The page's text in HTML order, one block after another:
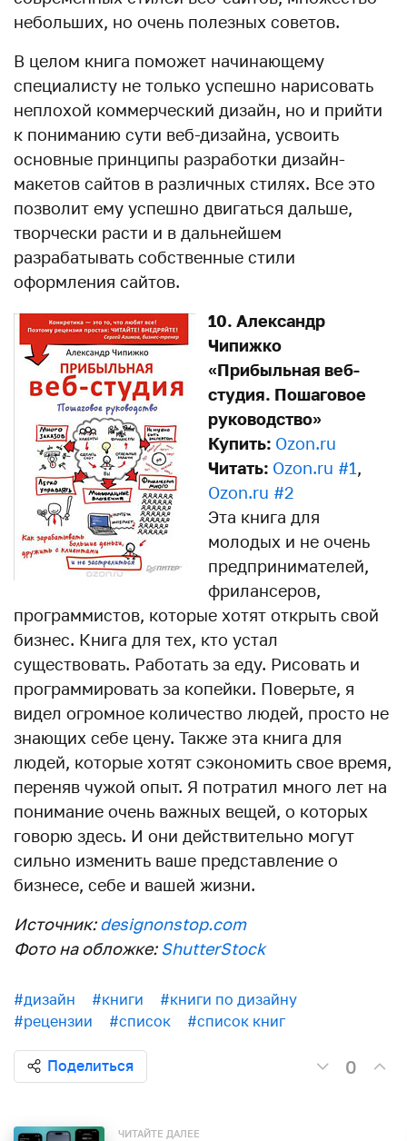
небольших, но очень полезных советов.
В целом книга поможет начинающему
специалисту не только успешно нарисовать
неплохой коммерческий дизайн, но и прийти
к пониманию сути веб-дизайна, усвоить
основные принципы разработки дизайн-
макетов сайтов в различных стилях. Все это
позволит ему успешно двигаться дальше,
творчески расти и в дальнейшем
разрабатывать собственные стили
оформления сайтов.
10. Александр
Чипижко
«Прибыльная веб-
студия. Пошаговое
руководство»
Купить: Ozon.ru
Читать: Ozon.ru #1,
Ozon.ru #2
Эта книга для
молодых и не очень
предпринимателей,
фрилансеров,
программистов, которые хотят открыть свой
бизнес. Книга для тех, кто устал
существовать. Работать за еду. Рисовать и
программировать за копейки. Поверьте, я
видел огромное количество людей, просто не
знающих себе цену. Также эта книга для
людей, которые хотят сэкономить свое время,
переняв чужой опыт. Я потратил много лет на
понимание очень важных вещей, о которых
говорю здесь. И они действительно могут
сильно изменить ваше представление о
бизнесе, себе и вашей жизни.
Источник:designonstop.com
Фото на обложке:ShutterStock
#дизайн #книги
#книги по дизайну
#рецензии
#список #список книг
Поделиться 0
ЧИТАЙТЕ ДАЛЕЕ